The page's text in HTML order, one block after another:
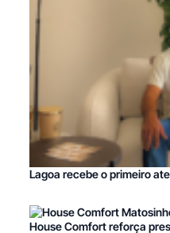
Lagoa recebe o primeiro
House Comfort reforça